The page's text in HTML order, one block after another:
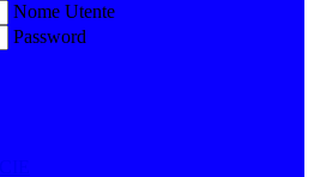
Nome Utente
Password